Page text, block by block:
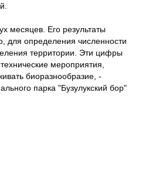
месяцев. Его результаты
для определения численности
территории. Эти цифры
мероприятия,
биоразнообразие, -
парка "Бузулукский бор"